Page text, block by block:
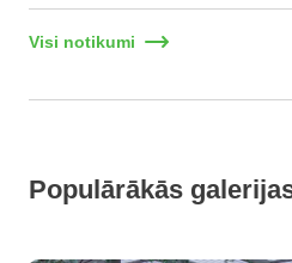
Visi notikumi
Populārākās